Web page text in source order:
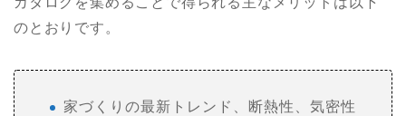
のとおりです。
家づくりの最新トレンド、断熱性、気密性